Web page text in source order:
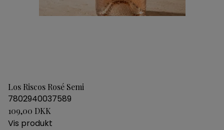
Los Riscos Rosé Semi
7802940037589
109,00 DKK
Vis produkt